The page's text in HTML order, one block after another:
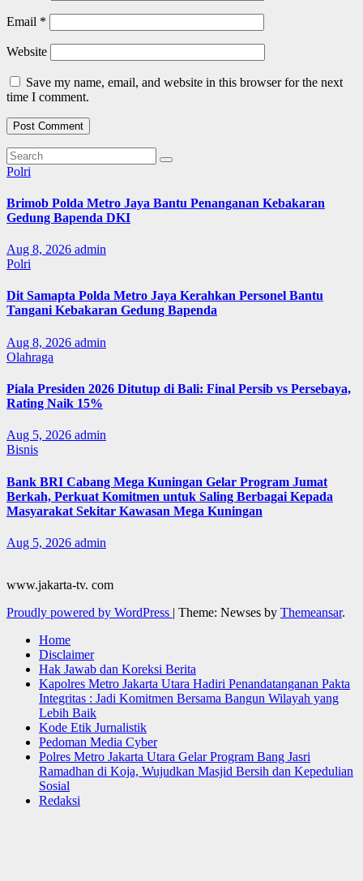
Email *
Website
Save my name, email, and website in this browser for the next
time I comment.
Polri
Brimob Polda Metro Jaya Bantu Penanganan Kebakaran
Gedung Bapenda DKI
Aug 8, 2026 admin
Polri
Dit Samapta Polda Metro Jaya Kerahkan Personel Bantu
Tangani Kebakaran Gedung Bapenda
Aug 8, 2026 admin
Olahraga
Piala Presiden 2026 Ditutup di Bali: Final Persib vs Persebaya,
Rating Naik 15%
Aug 5, 2026 admin
Bisnis
Bank BRI Cabang Mega Kuningan Gelar Program Jumat
Berkah, Perkuat Komitmen untuk Saling Berbagai Kepada
Masyarakat Sekitar Kawasan Mega Kuningan
Aug 5, 2026 admin
www.jakarta-tv. com
Proudly powered by WordPress | Theme: Newses by Themeansar.
Home
Disclaimer
Hak Jawab dan Koreksi Berita
Kapolres Metro Jakarta Utara Hadiri Penandatanganan Pakta
Integritas : Jadi Komitmen Bersama Bangun Wilayah yang
Lebih Baik
Kode Etik Jurnalistik
Pedoman Media Cyber
Polres Metro Jakarta Utara Gelar Program Bang Jasri
Ramadhan di Koja, Wujudkan Masjid Bersih dan Kepedulian
Sosial
Redaksi